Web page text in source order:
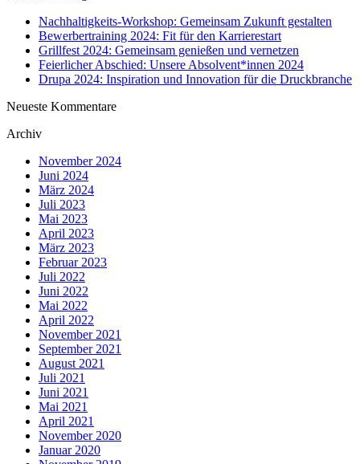
Nachhaltigkeits-Workshop: Gemeinsam Zukunft gestalten
Bewerbertraining 2024: Fit für den Karrierestart
Grillfest 2024: Gemeinsam genießen und vernetzen
Feierlicher Abschied: Unsere Absolvent*innen 2024
Drupa 2024: Inspiration und Innovation für die Druckbranche
Neueste Kommentare
Archiv
November 2024
Juni 2024
März 2024
Juli 2023
Mai 2023
April 2023
März 2023
Februar 2023
Juli 2022
Juni 2022
Mai 2022
April 2022
November 2021
September 2021
August 2021
Juli 2021
Juni 2021
Mai 2021
April 2021
November 2020
Januar 2020